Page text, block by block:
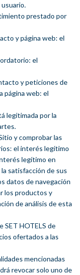
prestado por
y página web: el
el
y peticiones de
página web: el
legitimada por la
y comprobar las
el interés legítimo
legítimo en
satisfacción de sus
datos de navegación
los productos y
de análisis de esta
SET HOTELS de
ofertados a las
mencionadas
revocar solo uno de